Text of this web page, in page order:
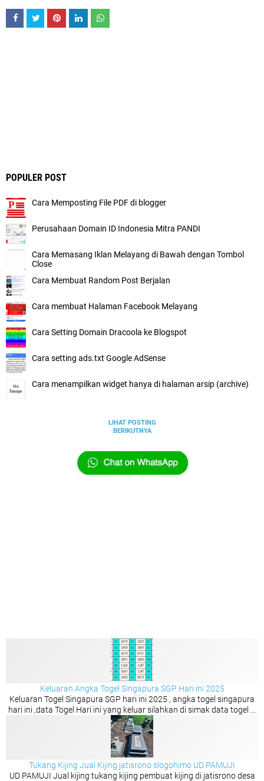
POPULER POST
Cara Memposting File PDF di blogger
Perusahaan Domain ID Indonesia Mitra PANDI
Cara Memasang Iklan Melayang di Bawah dengan Tombol
Close
Cara Membuat Random Post Berjalan
Cara membuat Halaman Facebook Melayang
Cara Setting Domain Dracoola ke Blogspot
Cara setting ads.txt Google AdSense
Cara menampilkan widget hanya di halaman arsip (archive)
LIHAT POSTING
BERIKUTNYA
Keluaran Angka Togel Singapura SGP Hari ini 2025
Keluaran Togel Singapura SGP hari ini 2025 , angka togel singapura
hari ini ,data Togel Hari ini yang keluar silahkan di simak data togel ...
Tukang Kijing Jual Kijing jatisrono slogohimo UD PAMUJI
UD PAMUJI Jual kijing tukang kijing pembuat kijing di jatisrono desa